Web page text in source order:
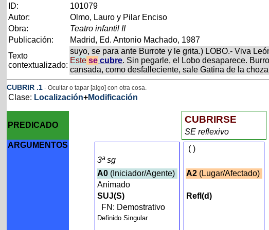
ID:
101079
Autor:
Olmo, Lauro y Pilar Enciso
Obra:
Teatro infantil II
Publicación:
Madrid, Ed. Antonio Machado, 1987
Texto
contextualizado:
suyo, se para ante Burrote y le grita.) LOBO.- Viva
Este se cubre. Sin pegarle, el Lobo desaparece.
cansada, como desfalleciente, sale Gatina de la choza
CUBRIR .1 - Ocultar o tapar [algo] con otra cosa.
Clase: Localización+Modificación
PREDICADO
CUBRIRSE
SE reflexivo
ARGUMENTOS
3ª sg
A0 (Iniciador/Agente)
Animado
SUJ(S)
FN: Demostrativo
Definido Singular
( )
A2 (Lugar/Afectado)
Refl(d)